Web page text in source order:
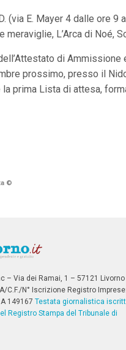
(via E. Mayer 4 dalle ore
meraviglie, L’Arca di Noé,
di Ammissione
prossimo, presso il
la prima Lista di attesa,
©
– Via dei Ramai, 1 – 57121 Livorno
C.F./N° Iscrizione Registro
149167Testata giornalistica
Registro Stampa del Tribunale di